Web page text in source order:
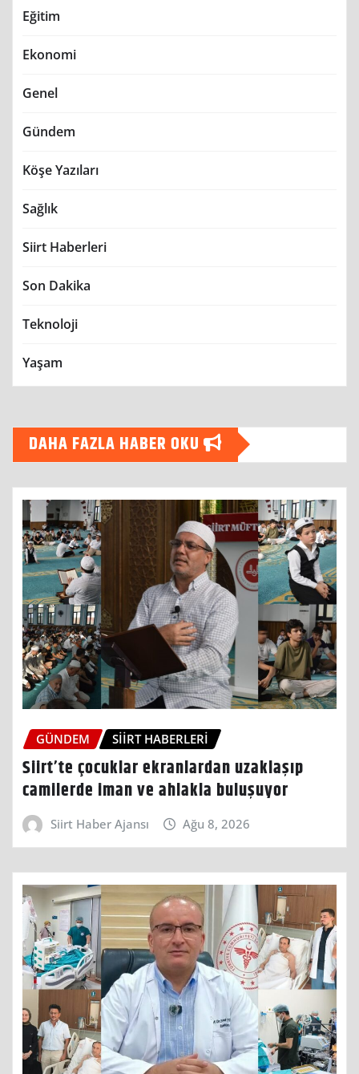
Eğitim
Ekonomi
Genel
Gündem
Köşe Yazıları
Sağlık
Siirt Haberleri
Son Dakika
Teknoloji
Yaşam
DAHA FAZLA HABER OKU
GÜNDEM SIIRT HABERLERI
Siirt’te çocuklar ekranlardan uzaklaşıp
camilerde iman ve ahlakla buluşuyor
Siirt Haber Ajansı Ağu 8, 2026